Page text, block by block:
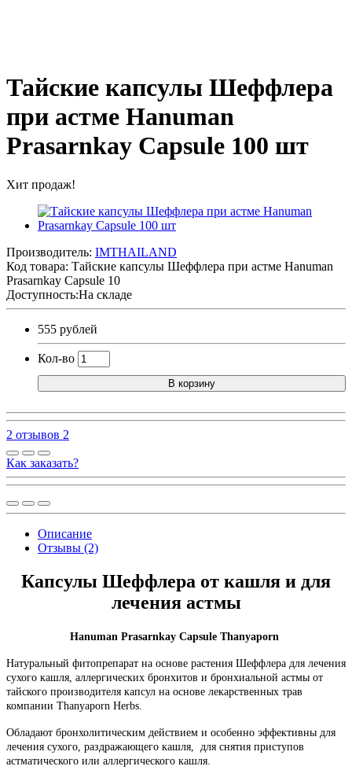
Тайские капсулы Шеффлера
при астме Hanuman
Prasarnkay Capsule 100 шт
Хит продаж!
Производитель: IMTHAILAND
Код товара: Тайские капсулы Шеффлера при астме Hanuman
Prasarnkay Capsule 10
Доступность:На складе
555 рублей
Кол-во
В корзину
2 отзывов 2
Как заказать?
Описание
Отзывы (2)
Капсулы Шеффлера от кашля и для
лечения астмы
Hanuman Prasarnkay Capsule Thanyaporn
Натуральный фитопрепарат на основе растения Шеффлера для лечения
сухого кашля, аллергических бронхитов и бронхиальной астмы от
тайского производителя капсул на основе лекарственных трав
компании Thanyaporn Herbs.
Обладают бронхолитическим действием и особенно эффективны для
лечения сухого, раздражающего кашля, для снятия приступов
астматического или аллергического кашля.